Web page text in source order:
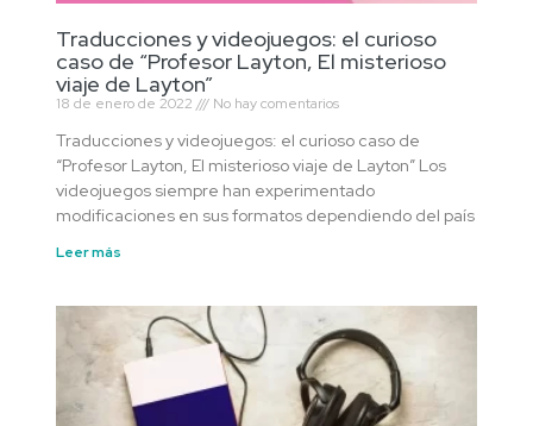
Traducciones y videojuegos: el curioso
caso de “Profesor Layton, El misterioso
viaje de Layton”
18 de enero de 2022 No hay comentarios
Traducciones y videojuegos: el curioso caso de
“Profesor Layton, El misterioso viaje de Layton” Los
videojuegos siempre han experimentado
modificaciones en sus formatos dependiendo del país
Leer más